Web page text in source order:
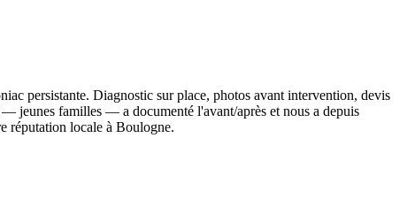
persistante. Diagnostic sur place, photos avant intervention, devis
jeunes familles — a documenté l'avant/après et nous a depuis
réputation locale à Boulogne.